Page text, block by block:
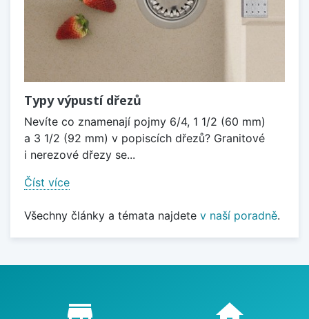
Typy výpustí dřezů
Nevíte co znamenají pojmy 6/4, 1 1/2 (60 mm)
a 3 1/2 (92 mm) v popiscích dřezů? Granitové
i nerezové dřezy se...
Číst více
Všechny články a témata najdete v naší poradně.
Proč nakupovat u nás?